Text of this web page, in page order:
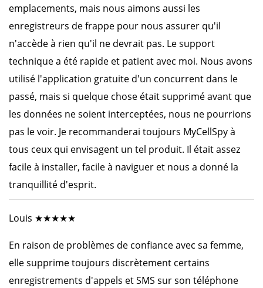
emplacements, mais nous aimons aussi les
enregistreurs de frappe pour nous assurer qu'il
n'accède à rien qu'il ne devrait pas. Le support
technique a été rapide et patient avec moi. Nous avons
utilisé l'application gratuite d'un concurrent dans le
passé, mais si quelque chose était supprimé avant que
les données ne soient interceptées, nous ne pourrions
pas le voir. Je recommanderai toujours MyCellSpy à
tous ceux qui envisagent un tel produit. Il était assez
facile à installer, facile à naviguer et nous a donné la
tranquillité d'esprit.
Louis ★★★★★
En raison de problèmes de confiance avec sa femme,
elle supprime toujours discrètement certains
enregistrements d'appels et SMS sur son téléphone